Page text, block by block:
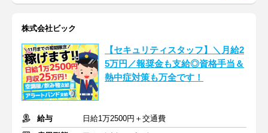
株式会社ビック
【セキュリティスタッフ】＼月給2
5万円／報奨金も支給◎資格手当＆
熱中症対策も万全です！
給与
日給1万2500円＋交通費